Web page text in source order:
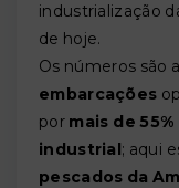
industrialização
de hoje.
Os números são
embarcações
por mais de
industrial; aqui
pescados da